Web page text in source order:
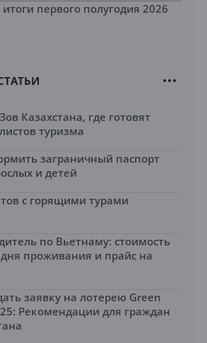
первого полугодия 2026
Казахстана, где готовят
туризма
заграничный паспорт
и детей
с горящими турами
по Вьетнаму: стоимость
дня проживания и прайс на
заявку на лотерею Green
Рекомендации для граждан